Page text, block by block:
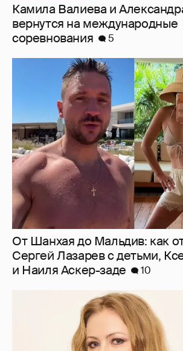
Камила Валиева и
вернутся на международные
соревнования
5
От Шанхая до Мальдив: как
Сергей Лазарев с детьми,
и Наиля Аскер-заде
10